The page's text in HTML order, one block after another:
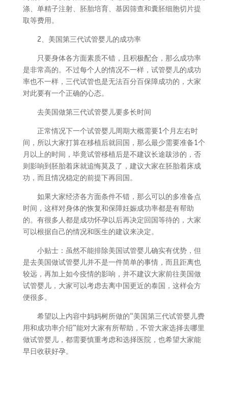
涤、单精子注射、胚胎培育、基因筛查和囊胚细胞切片提
取等费用。
2、美国第三代试管婴儿的成功率
只要身体各方面素质不错，且积极配合，那么成功率
是非常高的。不过每个人的情况不一样，试管婴儿的成功
率也不一样，三代试管也是无法百分百保障成功的，大家
对此要有一个正确的心态。
去美国做第三代试管婴儿要多长时间
正常情况下一个试管婴儿周期大概需要1个月左右时
间，所以大家打算在移植后就回国，那么最少需要准备1个
月以上的时间，毕竟试管移植后是不建议长途跋涉的，否
则影响到胚胎着床就追悔莫及了，建议大家在胚胎着床成
功，而且情况稳定的前提下再回国。
如果大家经济各方面条件不错，那么可以的多准备点
时间，这样对身体的恢复和保障妊娠成功率都是有帮助
的。有很多人都是成功怀孕以后再决定回国等待的，大家
可以根据自己的情况和医生的建议来决定。
小贴士：虽然不能排除美国试管婴儿确实有优势，但
是去美国做试管婴儿并不是一件简单的事情，而且距离也
较远，再加上如今疫情的影响，并不建议大家前往美国做
试管婴儿，大家可以考虑去离中国更近的泰国，这样会方
便很多。
希望以上内容中妈妈树所做的“美国第三代试管婴儿费
用和成功率介绍”能对大家有所帮助，不管大家选择去哪里
做试管婴儿，都需要慎重考虑和选择医院，也希望大家能
早日收获好孕。